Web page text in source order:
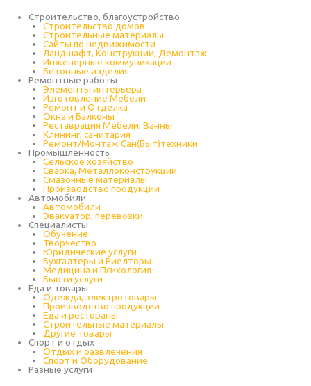
Строительство, благоустройство
Строительство домов
Строительные материалы
Сайты по недвижимости
Ландшафт, Конструкции, Демонтаж
Инженерные коммуникации
Бетонные изделия
Ремонтные работы
Элементы интерьера
Изготовление Мебели
Ремонт и Отделка
Окна и Балконы
Реставрация Мебели, Ванны
Клининг, санитария
Ремонт/Монтаж Сан(Быт)техники
Промышленность
Cельское хозяйство
Сварка, Металлоконструкции
Cмазочные материалы
Производство продукции
Автомобили
Автомобили
Эвакуатор, перевозки
Специалисты
Обучение
Творчество
Юридические услуги
Бухгалтеры и Риелторы
Медицина и Психология
Бьюти услуги
Еда и товары
Одежда, электротовары
Производство продукции
Еда и рестораны
Строительные материалы
Другие товары
Спорт и отдых
Отдых и развлечения
Спорт и Оборудование
Разные услуги